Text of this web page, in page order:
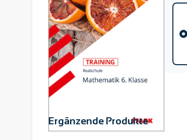
Ergänzende Produkte